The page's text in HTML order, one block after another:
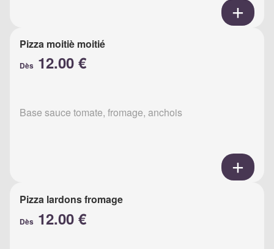
Pizza moitiè moitié
Dès 12.00 €
Base sauce tomate, fromage, anchois
Pizza lardons fromage
Dès 12.00 €